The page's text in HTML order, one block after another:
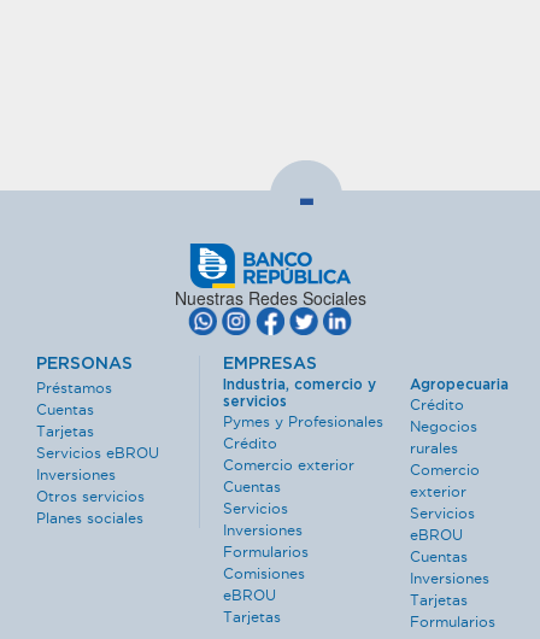
-
Nuestras Redes Sociales
PERSONAS
Préstamos
Cuentas
Tarjetas
Servicios eBROU
Inversiones
Otros servicios
Planes sociales
EMPRESAS
Industria, comercio y
servicios
Pymes y Profesionales
Crédito
Comercio exterior
Cuentas
Servicios
Inversiones
Formularios
Comisiones
eBROU
Tarjetas
Agropecuaria
Crédito
Negocios
rurales
Comercio
exterior
Servicios
eBROU
Cuentas
Inversiones
Tarjetas
Formularios